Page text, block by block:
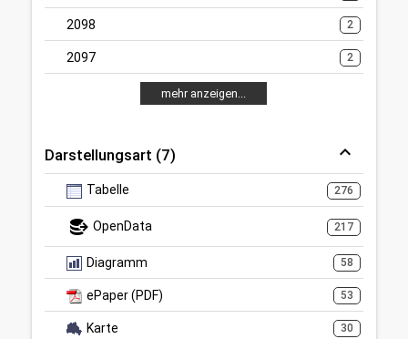
2098 2
2097 2
mehr anzeigen...
Darstellungsart (7)
Tabelle 276
OpenData 217
Diagramm 58
ePaper (PDF) 53
Karte 30